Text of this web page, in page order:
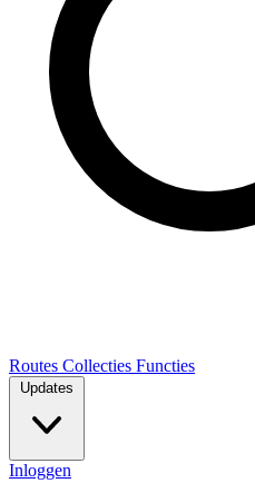
Routes Collecties Functies
Updates
Inloggen